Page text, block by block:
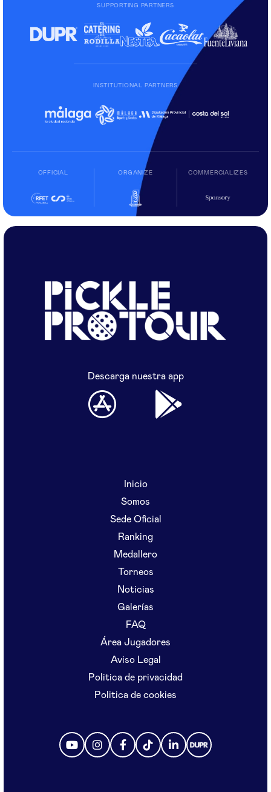
SUPPORTING PARTNERS
INSTITUTIONAL PARTNERS
OFFICIAL ORGANIZE COMMERCIALIZES
Descarga nuestra app
Inicio
Somos
Sede Oficial
Ranking
Medallero
Torneos
Noticias
Galerías
FAQ
Área Jugadores
Aviso Legal
Politica de privacidad
Politica de cookies